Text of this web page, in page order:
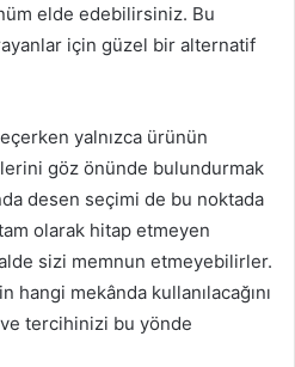
elde edebilirsiniz. Bu
için güzel bir alternatif
yalnızca ürünün
göz önünde bulundurmak
desen seçimi de bu noktada
olarak hitap etmeyen
sizi memnun etmeyebilirler.
hangi mekânda kullanılacağını
tercihinizi bu yönde